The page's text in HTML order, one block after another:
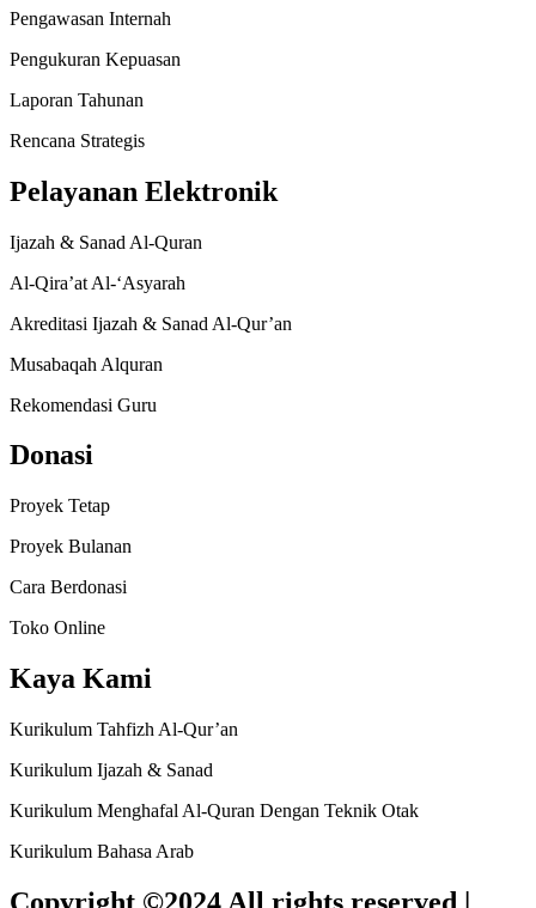
Pengawasan Internah
Pengukuran Kepuasan
Laporan Tahunan
Rencana Strategis
Pelayanan Elektronik
Ijazah & Sanad Al-Quran
Al-Qira’at Al-‘Asyarah
Akreditasi Ijazah & Sanad Al-Qur’an
Musabaqah Alquran
Rekomendasi Guru
Donasi
Proyek Tetap
Proyek Bulanan
Cara Berdonasi
Toko Online
Kaya Kami
Kurikulum Tahfizh Al-Qur’an
Kurikulum Ijazah & Sanad
Kurikulum Menghafal Al-Quran Dengan Teknik Otak
Kurikulum Bahasa Arab